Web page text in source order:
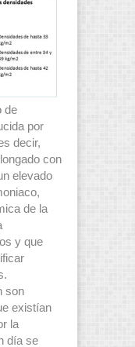
de
por
decir,
con
elevado
de la
y que
son
existían
la
día se